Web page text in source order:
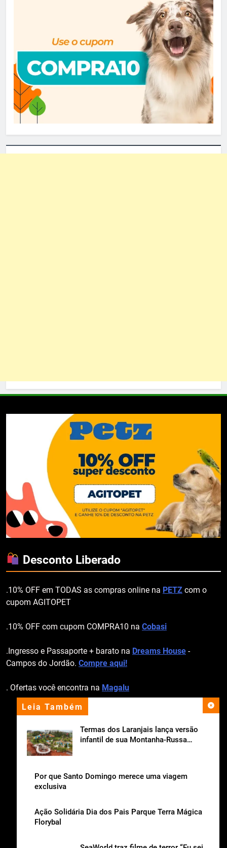
Leia Também
Termas dos Laranjais lança versão
infantil de sua Montanha-Russa
Por que Santo Domingo merece uma viagem
exclusiva
Ação Solidária Dia dos Pais Parque Terra Mágica
Florybal
Desconto Liberado
.10% OFF em TODAS as compras online na PETZ com o
cupom AGITOPET
.10% OFF com cupom COMPRA10 na Cobasi
.Ingresso e Passaporte + barato na Dreams House -
Campos do Jordão. Compre aqui!
. Ofertas você encontra na Magalu
apoio institucional